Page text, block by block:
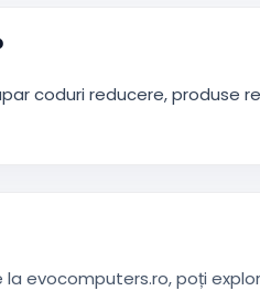
coduri reducere, produse
evocomputers.ro, poți